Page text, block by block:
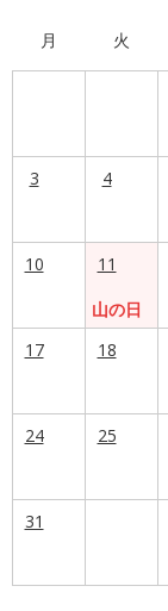
月 火
3 4
10
11
山の日
17
18
24 25
31